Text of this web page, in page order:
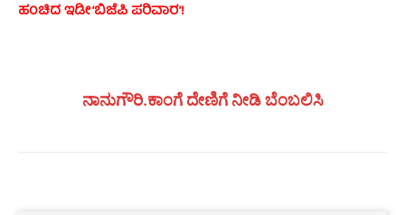
ಹಂಚಿದ ಇಡೀ ‘ಬಿಜೆಪಿ ಪರಿವಾರ’!
ನಾನುಗೌರಿ.ಕಾಂಗೆ ದೇಣಿಗೆ ನೀಡಿ ಬೆಂಬಲಿಸಿ